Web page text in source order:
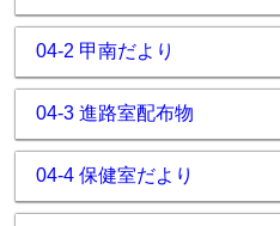
04-2 甲南だより
04-3 進路室配布物
04-4 保健室だより